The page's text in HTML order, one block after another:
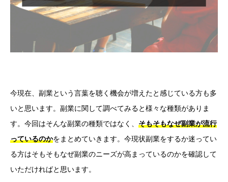
今現在、副業という言葉を聴く機会が増えたと感じている方も多
いと思います。副業に関して調べてみると様々な種類がありま
す。今回はそんな副業の種類ではなく、 そもそもなぜ副業が流行
っているのかをまとめていきます。今現状副業をするか迷ってい
る方はそもそもなぜ副業のニーズが高まっているのかを確認して
いただければと思います。